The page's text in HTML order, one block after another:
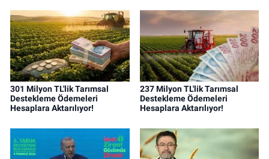
301 Milyon TL'lik Tarımsal
Destekleme Ödemeleri
Hesaplara Aktarılıyor!
237 Milyon TL'lik Tarımsal
Destekleme Ödemeleri
Hesaplara Aktarılıyor!